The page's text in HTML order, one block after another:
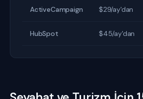
ActiveCampaign $29/ay'dan
HubSpot $45/ay'dan